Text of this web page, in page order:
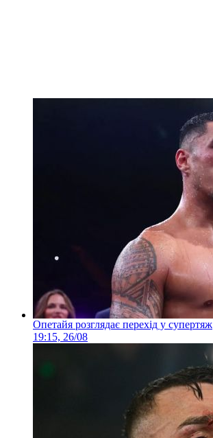
Опетайя розглядає перехід у супертяж
19:15, 26/08